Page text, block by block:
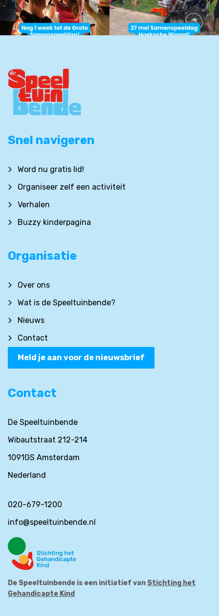
Snel navigeren
Word nu gratis lid!
Organiseer zelf een activiteit
Verhalen
Buzzy kinderpagina
Organisatie
Over ons
Wat is de Speeltuinbende?
Nieuws
Contact
Meld je aan voor de nieuwsbrief
Contact
De Speeltuinbende
Wibautstraat 212-214
1091GS Amsterdam
Nederland
020-679-1200
info@speeltuinbende.nl
De Speeltuinbende is een initiatief van Stichting het
Gehandicapte Kind